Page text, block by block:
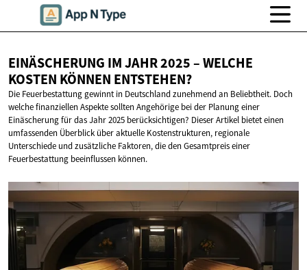
EINÄSCHERUNG IM JAHR 2025 – WELCHE
KOSTEN KÖNNEN ENTSTEHEN?
Die Feuerbestattung gewinnt in Deutschland zunehmend an Beliebtheit. Doch
welche finanziellen Aspekte sollten Angehörige bei der Planung einer
Einäscherung für das Jahr 2025 berücksichtigen? Dieser Artikel bietet einen
umfassenden Überblick über aktuelle Kostenstrukturen, regionale
Unterschiede und zusätzliche Faktoren, die den Gesamtpreis einer
Feuerbestattung beeinflussen können.